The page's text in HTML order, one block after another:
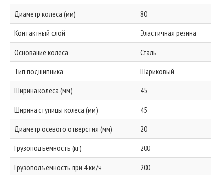
Диаметр колеса (мм)
80
Контактный слой
Эластичная резина
Основание колеса
Сталь
Тип подшипника
Шариковый
Ширина колеса (мм)
45
Ширина ступицы колеса (мм)
45
Диаметр осевого отверстия (мм)
20
Грузоподъемность (кг)
200
Грузоподъемность при 4 км/ч
200